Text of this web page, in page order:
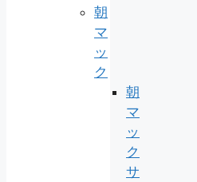
朝
マ
ッ
ク
朝
マ
ッ
ク
サ